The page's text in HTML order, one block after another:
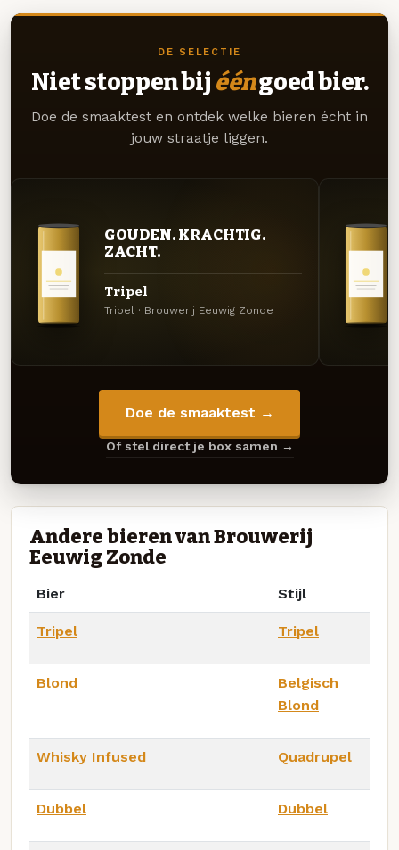
DE SELECTIE
Niet stoppen bij ééngoed bier.
Doe de smaaktest en ontdek welke bieren écht in
jouw straatje liggen.
GOUDEN. KRACHTIG.
ZACHT.
Tripel
Tripel · Brouwerij Eeuwig Zonde
Doe de smaaktest →
Of stel direct je box samen →
Andere bieren van Brouwerij
Eeuwig Zonde
Bier Stijl
Tripel Tripel
Blond
Belgisch
Blond
Whisky Infused Quadrupel
Dubbel Dubbel